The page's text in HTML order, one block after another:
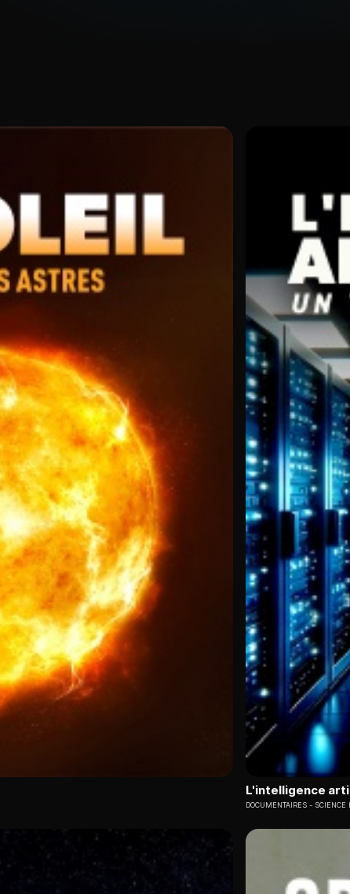
L'intelligence
DOCUMENTAIRES SCIENCE